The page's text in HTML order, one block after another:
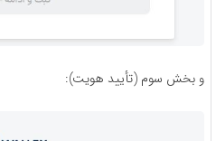
و بخش سوم (تأیید هویت):